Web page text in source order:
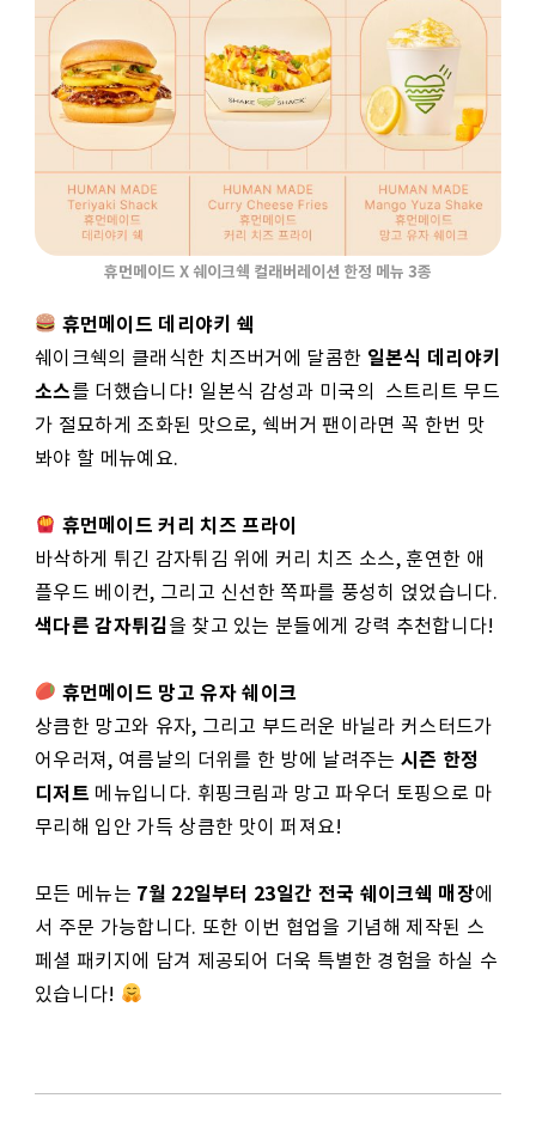
휴먼메이드 X 쉐이크쉑 컬래버레이션 한정 메뉴 3종
휴먼메이드 데리야키 쉑
쉐이크쉑의 클래식한 치즈버거에 달콤한 일본식 데리야키
소스를 더했습니다! 일본식 감성과 미국의 스트리트 무드
가 절묘하게 조화된 맛으로, 쉑버거 팬이라면 꼭 한번 맛
봐야 할 메뉴예요.
휴먼메이드 커리 치즈 프라이
바삭하게 튀긴 감자튀김 위에 커리 치즈 소스, 훈연한 애
플우드 베이컨, 그리고 신선한 쪽파를 풍성히 얹었습니다.
색다른 감자튀김 을 찾고 있는 분들에게 강력 추천합니다!
휴먼메이드 망고 유자 쉐이크
상큼한 망고와 유자, 그리고 부드러운 바닐라 커스터드가
어우러져, 여름날의 더위를 한 방에 날려주는시즌 한정
디저트 메뉴입니다. 휘핑크림과 망고 파우더 토핑으로 마
무리해 입안 가득 상큼한 맛이 퍼져요!
모든 메뉴는 7월 22일부터 23일간 전국 쉐이크쉑 매장에
서 주문 가능합니다. 또한 이번 협업을 기념해 제작된 스
페셜 패키지에 담겨 제공되어 더욱 특별한 경험을 하실 수
있습니다!